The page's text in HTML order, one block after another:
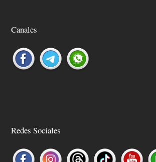
Canales
Redes Sociales